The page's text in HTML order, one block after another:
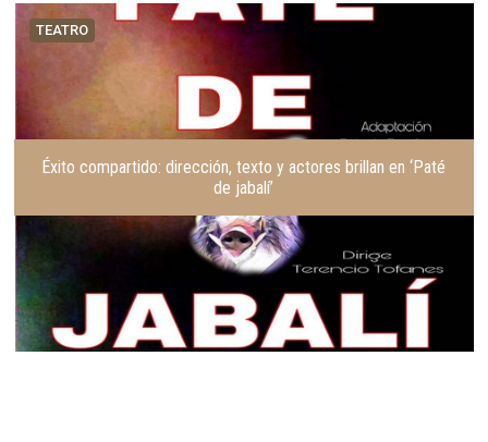
TEATRO
Éxito compartido: dirección, texto y actores brillan en ‘Paté
de jabalí’